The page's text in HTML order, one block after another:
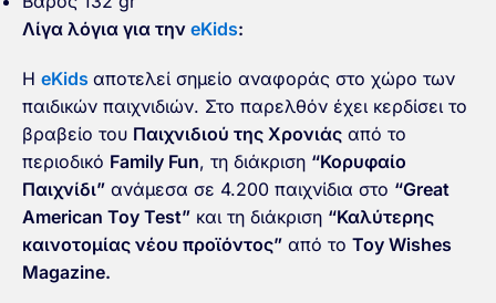
Λίγα λόγια για την eKids:
Η eKids αποτελεί σημείο αναφοράς στο χώρο των
παιδικών παιχνιδιών. Στο παρελθόν έχει κερδίσει το
βραβείο του Παιχνιδιού της Χρονιάς από το
περιοδικό Family Fun, τη διάκριση “Κορυφαίο
Παιχνίδι” ανάμεσα σε 4.200 παιχνίδια στο “Great
American Toy Test” και τη διάκριση “Καλύτερης
καινοτομίας νέου προϊόντος” από το Toy Wishes
Magazine.